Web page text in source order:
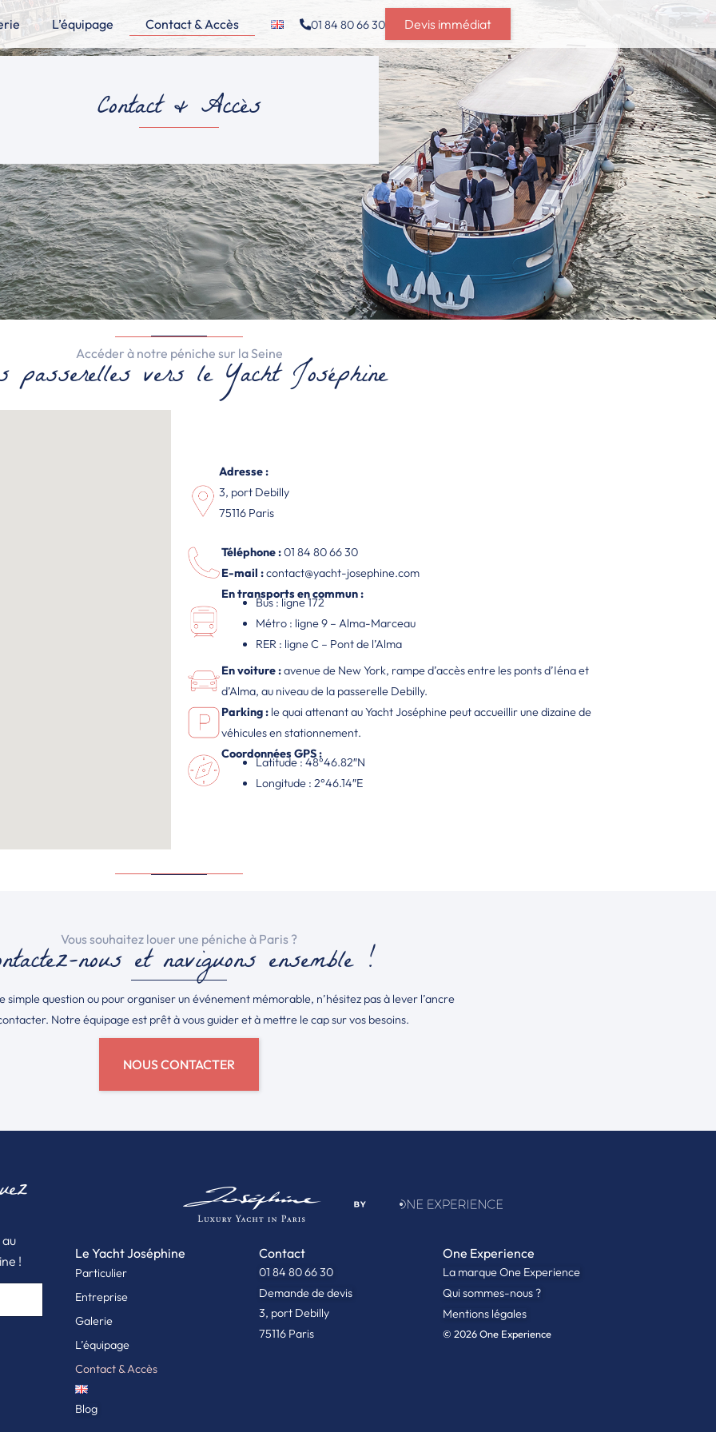
L’équipage Contact & Accès 01 84 80 66 30 Devis immédiat
Contact & Accès
Accéder à notre péniche sur la Seine
passerelles vers le Yacht Joséphine
Adresse :
3, port Debilly
75116 Paris
Téléphone:01 84 80 66 30
E-mail :contact@yacht-josephine.com
En transports en commun :
Bus : ligne 172
Métro : ligne 9 – Alma-Marceau
RER : ligne C – Pont de l’Alma
En voiture :avenue de New York, rampe d’accès entre les ponts d’Iéna et
d’Alma, au niveau de la passerelle Debilly.
Parking :le quai attenant au Yacht Joséphine peut accueillir une dizaine de
véhicules en stationnement.
Coordonnées GPS :
Latitude : 48°46.82″N
Longitude : 2°46.14″E
Vous souhaitez louer une péniche à Paris ?
nous et naviguons ensemble !
simple question ou pour organiser un événement mémorable, n’hésitez pas à lever l’ancre
Notre équipage est prêt à vous guider et à mettre le cap sur vos besoins.
NOUS CONTACTER
!
Le Yacht Joséphine
Particulier
Entreprise
Galerie
L’équipage
Contact & Accès
Blog
Contact
01 84 80 66 30
Demande de devis
3, port Debilly
75116 Paris
One Experience
La marque One Experience
Qui sommes-nous ?
Mentions légales
© 2026 One Experience